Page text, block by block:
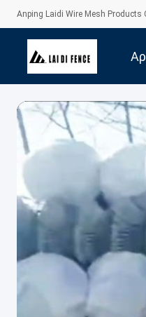
Anping Laidi Wire Mesh Products